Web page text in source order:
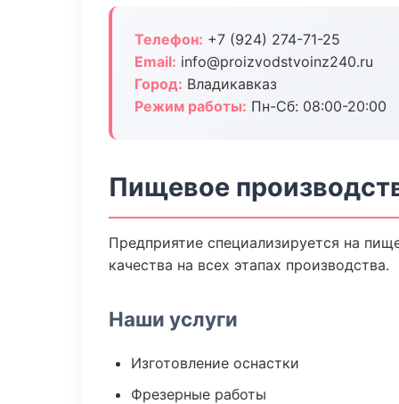
Телефон: +7 (924) 274-71-25
Email: info@proizvodstvoinz240.ru
Город: Владикавказ
Режим работы: Пн-Сб: 08:00-20:00
Пищевое
Предприятие специализируется на
качества на всех этапах производства.
Наши услуги
Изготовление оснастки
Фрезерные работы